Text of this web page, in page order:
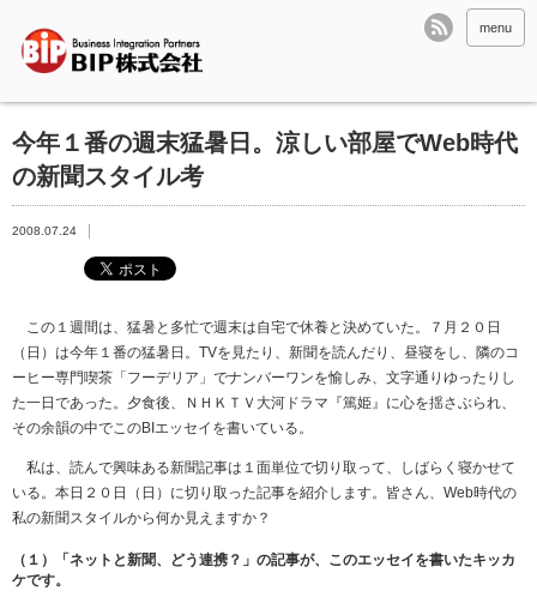
menu
今年１番の週末猛暑日。涼しい部屋でWeb時代
の新聞スタイル考
2008.07.24
この１週間は、猛暑と多忙で週末は自宅で休養と決めていた。７月２０日
（日）は今年１番の猛暑日。TVを見たり、新聞を読んだり、昼寝をし、隣のコ
ーヒー専門喫茶「フーデリア」でナンバーワンを愉しみ、文字通りゆったりし
た一日であった。夕食後、ＮＨＫＴＶ大河ドラマ『篤姫』に心を揺さぶられ、
その余韻の中でこのBIエッセイを書いている。
私は、読んで興味ある新聞記事は１面単位で切り取って、しばらく寝かせて
いる。本日２０日（日）に切り取った記事を紹介します。皆さん、Web時代の
私の新聞スタイルから何か見えますか？
（１）「ネットと新聞、どう連携？」の記事が、このエッセイを書いたキッカ
ケです。